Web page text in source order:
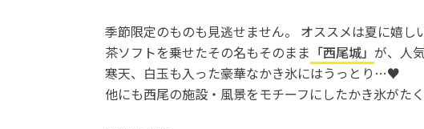
季節限定のものも見逃せません。 オススメは夏に嬉し
茶ソフトを乗せたその名もそのまま 「西尾城」 が、人
寒天、白玉も入った豪華なかき氷にはうっとり…♥
他にも西尾の施設・風景をモチーフにしたかき氷がた